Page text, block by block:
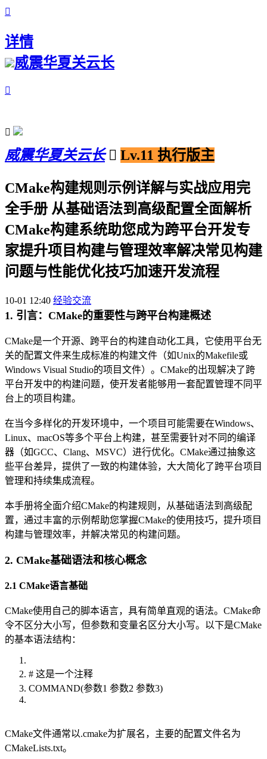

详情
威震华夏关云长


威震华夏关云长  Lv.11 执行版主
CMake构建规则示例详解与实战应用完
全手册 从基础语法到高级配置全面解析
CMake构建系统助您成为跨平台开发专
家提升项目构建与管理效率解决常见构建
问题与性能优化技巧加速开发流程
10-01 12:40 经验交流
1. 引言：CMake的重要性与跨平台构建概述
CMake是一个开源、跨平台的构建自动化工具，它使用平台无
关的配置文件来生成标准的构建文件（如Unix的Makefile或
Windows Visual Studio的项目文件）。CMake的出现解决了跨
平台开发中的构建问题，使开发者能够用一套配置管理不同平
台上的项目构建。
在当今多样化的开发环境中，一个项目可能需要在Windows、
Linux、macOS等多个平台上构建，甚至需要针对不同的编译
器（如GCC、Clang、MSVC）进行优化。CMake通过抽象这
些平台差异，提供了一致的构建体验，大大简化了跨平台项目
管理和持续集成流程。
本手册将全面介绍CMake的构建规则，从基础语法到高级配
置，通过丰富的示例帮助您掌握CMake的使用技巧，提升项目
构建与管理效率，并解决常见的构建问题。
2. CMake基础语法和核心概念
2.1 CMake语言基础
CMake使用自己的脚本语言，具有简单直观的语法。CMake命
令不区分大小写，但参数和变量名区分大小写。以下是CMake
的基本语法结构：
# 这是一个注释
COMMAND(参数1 参数2 参数3)
CMake文件通常以.cmake为扩展名，主要的配置文件名为
CMakeLists.txt。